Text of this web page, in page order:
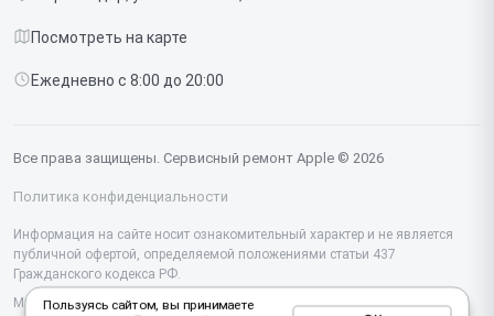
Доставка и способы оплаты
Диагностика
Контакты
Studio Display
Vision Pro
Посмотреть на карте
Ежедневно с 8:00 до 20:00
Все права защищены. Сервисный ремонт Apple © 2026
Политика конфиденциальности
Информация на сайте носит ознакомительный характер и не является
публичной офертой, определяемой положениями статьи 437
Гражданского кодекса РФ.
Мы специализируемся на обслуживании и ремонте техники Apple, но не
Пользуясь сайтом, вы принимаете